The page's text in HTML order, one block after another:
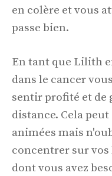
en colère et vous
passe bien.
En tant que Lilith
dans le cancer
sentir profité et de
distance. Cela
animées mais
concentrer sur
dont vous avez